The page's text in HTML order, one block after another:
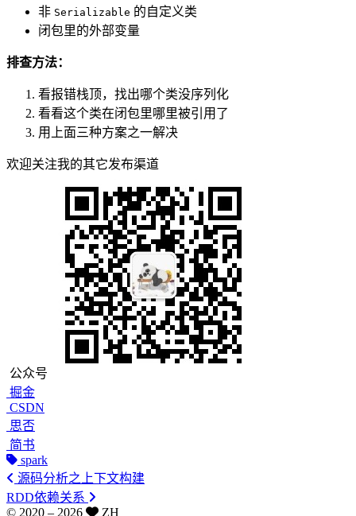
非 Serializable 的自定义类
闭包里的外部变量
排查方法：
看报错栈顶，找出哪个类没序列化
看看这个类在闭包里哪里被引用了
用上面三种方案之一解决
欢迎关注我的其它发布渠道
公众号
掘金
CSDN
思否
简书
spark
源码分析之上下文构建
RDD依赖关系
© 2020 – 2026
ZH